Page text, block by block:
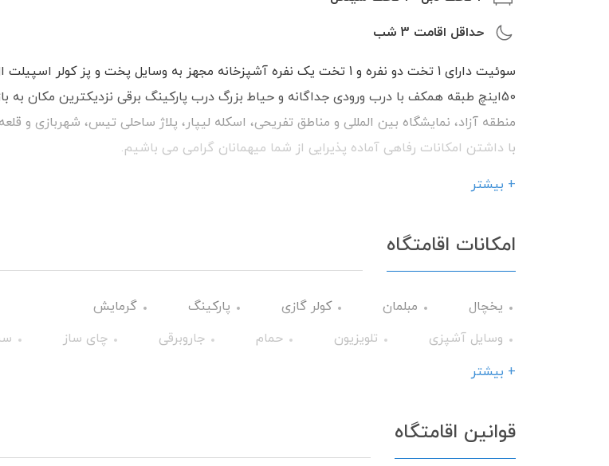
حداقل اقامت 3 شب
سوئیت دارای 1 تخت دو نفره و 1 تخت یک نفره آشپزخانه مجهز به وسایل پخت و پز کولر
50اینچ طبقه همکف با درب ورودی جداگانه و حیاط بزرگ درب پارکینگ برقی نزدیکترین مکان به
منطقه آزاد، نمایشگاه بین المللی و مناطق تفریحی، اسکله لیپار، پلاژ ساحلی تیس، شهربازی و
با داشتن امکانات رفاهی آماده پذیرایی از شما میهمانان گرامی می باشیم.
+ بیشتر
امکانات اقامتگاه
یخچال مبلمان کولر گازی پارکینگ
گرمایش
وسایل آشپزی
تلویزیون حمام جاروبرقی چای ساز
اتو
محوطه بازی کودکان
+ بیشتر
قوانین اقامتگاه